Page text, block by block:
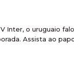
Inter, o uruguaio
Assista ao